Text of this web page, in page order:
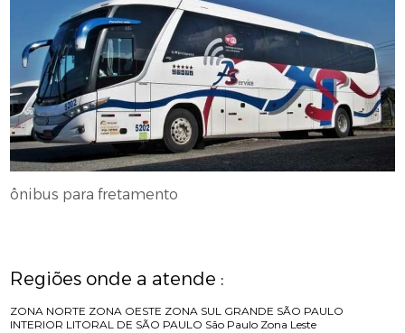
ônibus para fretamento
Regiões onde a atende :
ZONA NORTE ZONA OESTE ZONA SUL GRANDE SÃO PAULO
INTERIOR LITORAL DE SÃO PAULO São Paulo Zona Leste